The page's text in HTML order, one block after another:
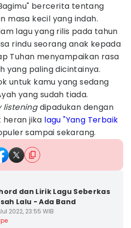
bercerita tentang
masa kecil yang indah.
lagu yang rilis pada tahun
rindu seorang anak kepada
Tuhan menyampaikan rasa
yang paling dicintainya.
untuk kamu yang sedang
yang sudah tiada.
listeningdipadukan dengan
heran jika lagu "Yang Terbaik
sampai sekarang.
dan Lirik Lagu Seberkas
Lalu - Ada Band
2022, 23:55 WIB